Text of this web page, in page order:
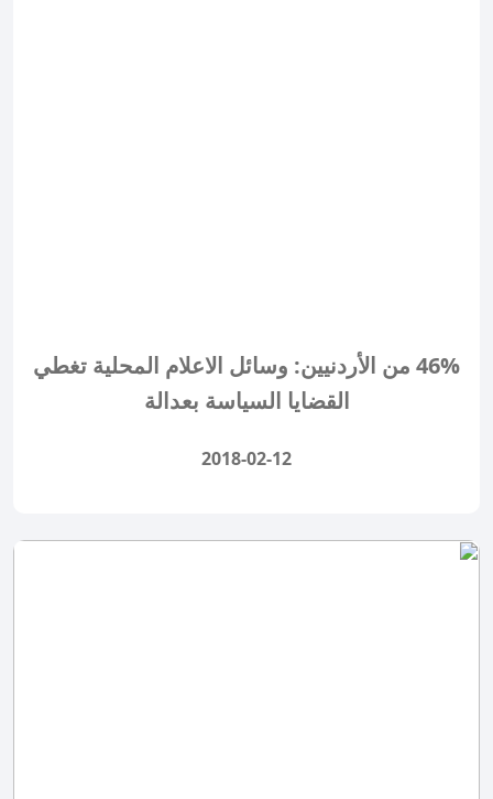
46% من الأردنيين: وسائل الاعلام المحلية تغطي
القضايا السياسة بعدالة
2018-02-12